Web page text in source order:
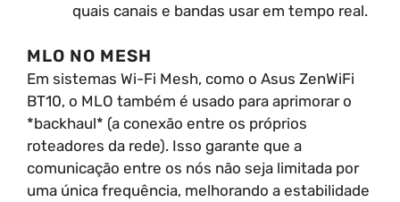
quais canais e bandas usar em tempo real.
MLO NO MESH
Em sistemas Wi-Fi Mesh, como o Asus ZenWiFi
BT10, o MLO também é usado para aprimorar o
*backhaul* (a conexão entre os próprios
roteadores da rede). Isso garante que a
comunicação entre os nós não seja limitada por
uma única frequência, melhorando a estabilidade